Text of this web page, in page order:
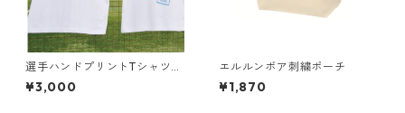
選手ハンドプリントTシャツ
ホワイト
¥3,000
エルルンボア刺繍ポーチ
¥1,870